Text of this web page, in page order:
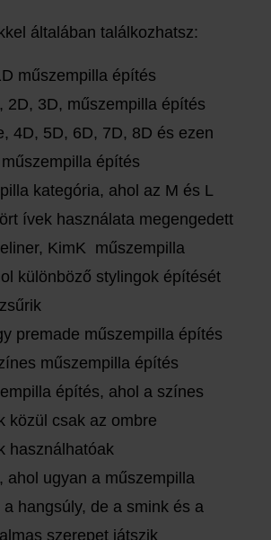
általában találkozhatsz:
műszempilla építés
2D, 3D, műszempilla építés
4D, 5D, 6D, 7D, 8D és ezen
építés
kategória, ahol az M és L
ívek használata megengedett
KimK műszempilla
különböző stylingok építését
premade műszempilla építés
műszempilla építés
építés, ahol a színes
közül csak az ombre
használhatóak
ahol ugyan a műszempilla
hangsúly, de a smink és a
szerepet játszik